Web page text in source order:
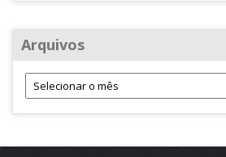
Arquivos